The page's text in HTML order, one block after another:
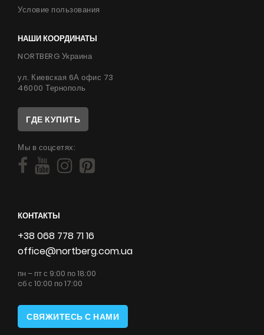
Условие пользования
НАШИ КООРДИНАТЫ
NORTBERG Украина
ул. Киевская 6А офис 73
46000 Тернополь
ГДЕ КУПИТЬ
Мы в соцсетях:
КОНТАКТЫ
+38 068 778 71 16
office@nortberg.com.ua
пн – пт с 9:00 по 18:00
cб с 10:00 по 17:00
СВЯЖИТЕСЬ С НАМИ